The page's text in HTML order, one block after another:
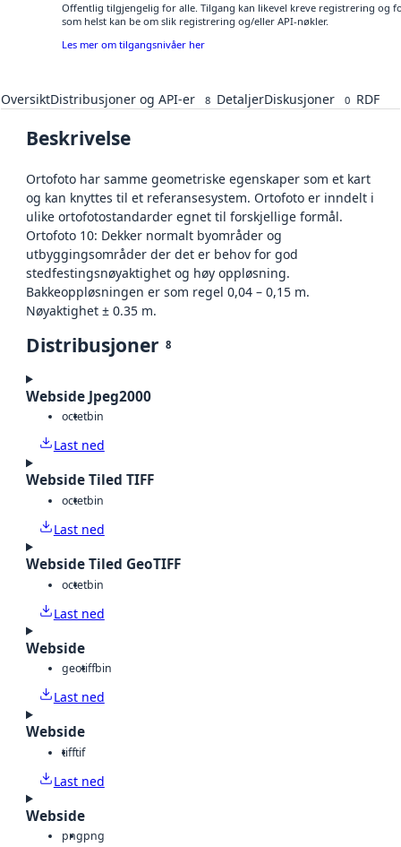
Offentlig tilgjengelig for alle. Tilgang kan likevel kreve registrering og
som helst kan be om slik registrering og/eller API-nøkler.
Les mer om tilgangsnivåer her
OversiktDistribusjoner og API-er 8 DetaljerDiskusjoner 0 RDF
Beskrivelse
Ortofoto har samme geometriske egenskaper som et kart
og kan knyttes til et referansesystem. Ortofoto er inndelt i
ulike ortofotostandarder egnet til forskjellige formål.
Ortofoto 10: Dekker normalt byområder og
utbyggingsområder der det er behov for god
stedfestingsnøyaktighet og høy oppløsning.
Bakkeoppløsningen er som regel 0,04 – 0,15 m.
Nøyaktighet ± 0.35 m.
Distribusjoner 8
Webside Jpeg2000
octetbin
Last ned
Webside Tiled TIFF
octetbin
Last ned
Webside Tiled GeoTIFF
octetbin
Last ned
Webside
geotiffbin
Last ned
Webside
tifftif
Last ned
Webside
pngpng